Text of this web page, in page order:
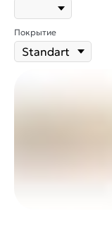
Покрытие